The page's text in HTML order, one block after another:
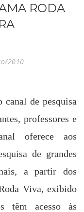
RODA
2010
de pesquisa
professores e
oferece aos
de grandes
a partir dos
Viva, exibido
têm acesso às